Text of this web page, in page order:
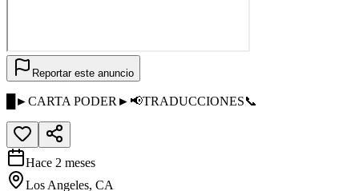
Reportar este anuncio
█►CARTA PODER►📢TRADUCCIONES📞
Hace 2 meses
Los Angeles, CA